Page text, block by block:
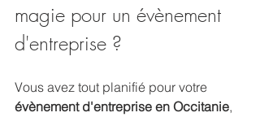
magie pour un évènement
d'entreprise ?
Vous avez tout planifié pour votre
évènement d'entreprise en Occitanie,